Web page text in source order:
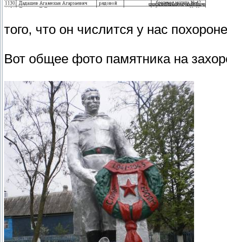
того, что он числится у нас
Вот общее фото памятника на